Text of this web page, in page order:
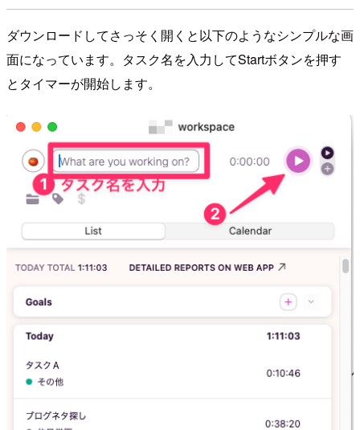
ダウンロードしてさっそく開くと以下のようなシンプルな画
面になっています。タスク名を入力してStartボタンを押す
とタイマーが開始します。